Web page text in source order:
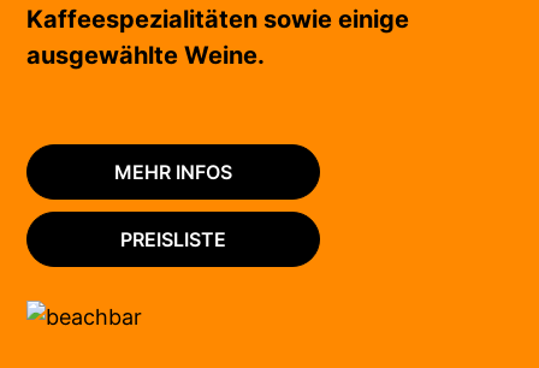
Kaffeespezialitäten sowie einige
ausgewählte Weine.
MEHR INFOS
PREISLISTE